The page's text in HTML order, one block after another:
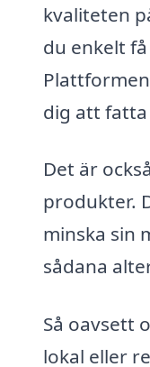
kvaliteten
du enkelt
dig att
Det är
produkter.
minska sin
sådana
Så oavsett
lokal eller